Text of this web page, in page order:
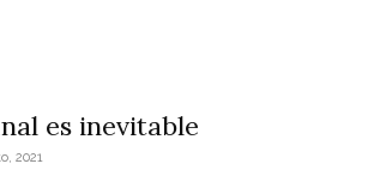
es inevitable
2021